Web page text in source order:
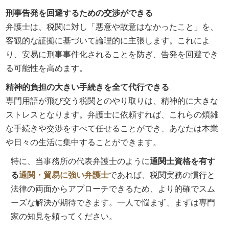
刑事告発を回避するための交渉ができる
弁護士は、税関に対し「悪意や故意はなかったこと」を、
客観的な証拠に基づいて論理的に主張します。これによ
り、安易に刑事事件化されることを防ぎ、告発を回避でき
る可能性を高めます。
精神的負担の大きい手続きを全て代行できる
専門用語が飛び交う税関とのやり取りは、精神的に大きな
ストレスとなります。弁護士に依頼すれば、これらの煩雑
な手続きや交渉をすべて任せることができ、あなたは本業
や日々の生活に集中することができます。
特に、当事務所の代表弁護士のように通関士資格を有す
る通関・貿易に強い弁護士であれば、税関実務の慣行と
法律の両面からアプローチできるため、より的確でスム
ーズな解決が期待できます。一人で悩まず、まずは専門
家の知見を頼ってください。